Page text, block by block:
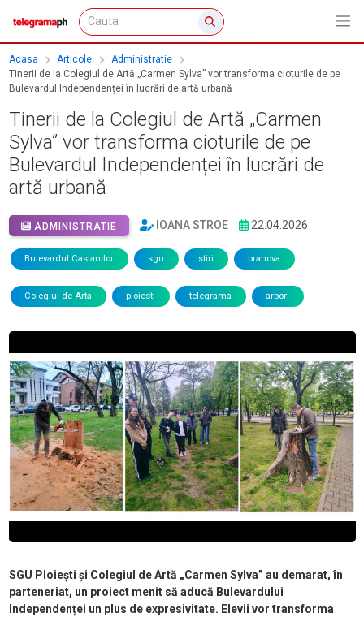
Acasa Articole
Administratie
Tinerii de la Colegiul de Artă „Carmen Sylva” vor transforma cioturile de pe
Bulevardul Independenței în lucrări de artă urbană
Tinerii de la Colegiul de Artă „Carmen
Sylva” vor transforma cioturile de pe
Bulevardul Independenței în lucrări de
artă urbană
ADMINISTRATIE IOANA STROE 22.04.2026
Bulevardul Castanilor sgu stiri prahova
Colegiul de Arta ploiesti telegrama arbori
SGU Ploiești și Colegiul de Artă „Carmen Sylva” au demarat, în
parteneriat, un proiect menit să aducă Bulevardului
Independenței un plus de expresivitate. Elevii vor transforma